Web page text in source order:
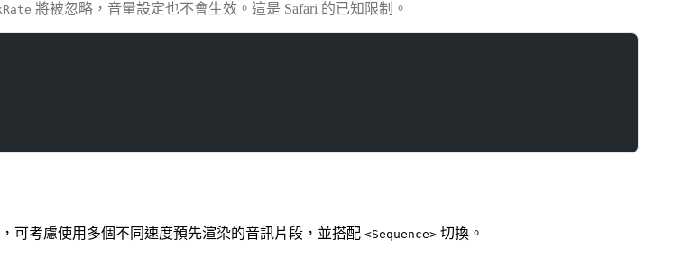
將被忽略，音量設定也不會生效。這是 Safari 的已知限制。
可考慮使用多個不同速度預先渲染的音訊片段，並搭配 <Sequence> 切換。